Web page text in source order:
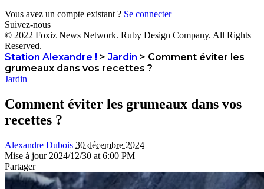
Vous avez un compte existant ? Se connecter
Suivez-nous
© 2022 Foxiz News Network. Ruby Design Company. All Rights
Reserved.
Station Alexandre ! > Jardin > Comment éviter les
grumeaux dans vos recettes ?
Jardin
Comment éviter les grumeaux dans vos
recettes ?
Alexandre Dubois 30 décembre 2024
Mise à jour 2024/12/30 at 6:00 PM
Partager